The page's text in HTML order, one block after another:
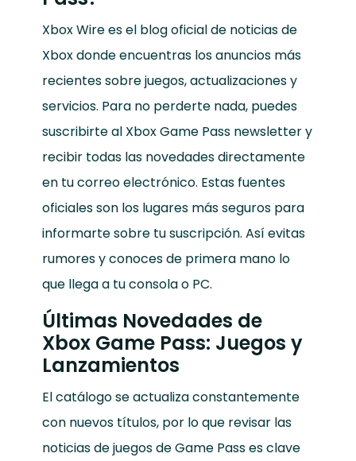
Xbox Wire es el blog oficial de noticias de
Xbox donde encuentras los anuncios más
recientes sobre juegos, actualizaciones y
servicios. Para no perderte nada, puedes
suscribirte al Xbox Game Pass newsletter y
recibir todas las novedades directamente
en tu correo electrónico. Estas fuentes
oficiales son los lugares más seguros para
informarte sobre tu suscripción. Así evitas
rumores y conoces de primera mano lo
que llega a tu consola o PC.
Últimas Novedades de
Xbox Game Pass: Juegos y
Lanzamientos
El catálogo se actualiza constantemente
con nuevos títulos, por lo que revisar las
noticias de juegos de Game Pass es clave